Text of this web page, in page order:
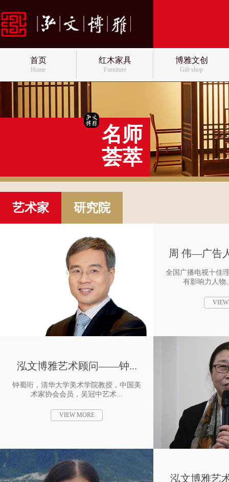
首页
Home
红木家具
Furniture
博雅文创
Gift shop
名师
荟萃
艺术家 研究院
周 伟—广告
全国广播电视十佳
有影响力人物
泓文博雅艺术顾问——钟...
钟蜀珩，清华大学美术学院教授，中国美
术家协会会员，吴冠中艺术...
VIEW MORE
泓文博雅艺